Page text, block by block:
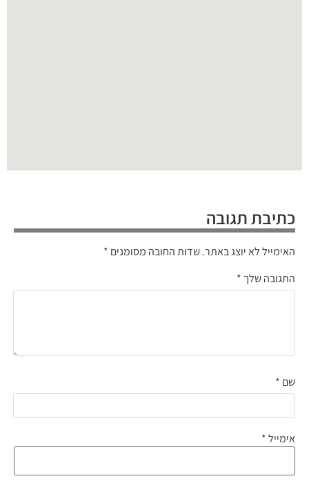
כתיבת תגובה
האימייל לא יוצג באתר.שדות החובה מסומנים *
התגובה שלך *
שם *
אימייל*